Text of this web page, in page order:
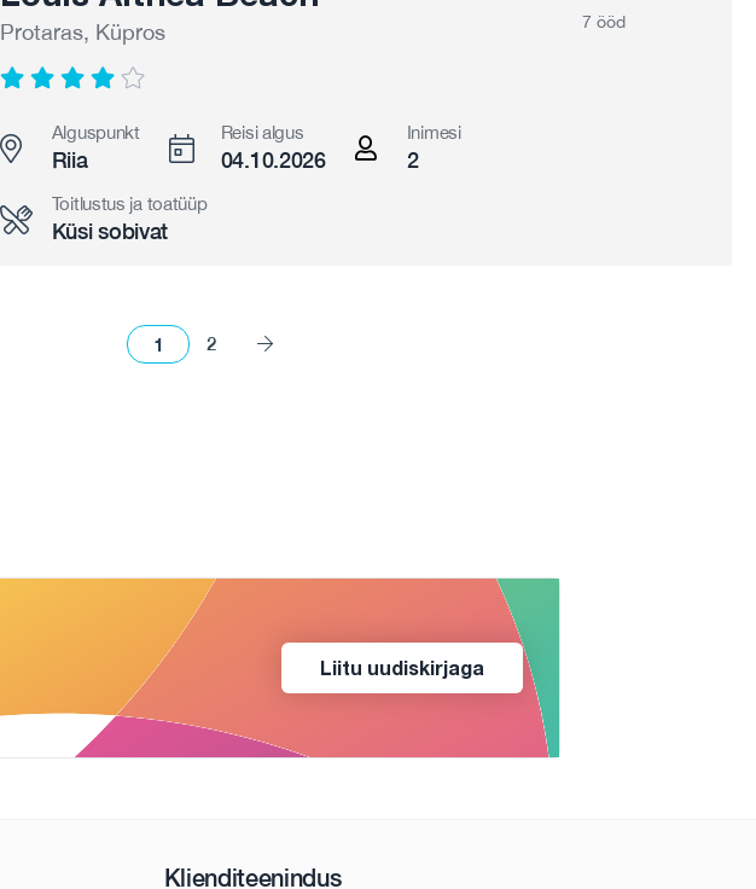
Protaras, Küpros 7 ööd
Alguspunkt
Riia
Reisi algus
04.10.2026
Inimesi
2
Toitlustus ja toatüüp
Küsi sobivat
1 2
Liitu uudiskirjaga
Klienditeenindus